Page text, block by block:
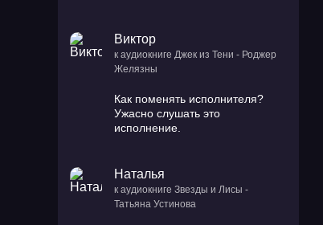
Виктор
к аудиокниге Джек из Тени - Роджер
Желязны
Как поменять исполнителя?
Ужасно слушать это
исполнение.
Наталья
к аудиокниге Звезды и Лисы -
Татьяна Устинова